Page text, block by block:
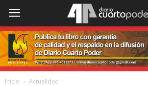
Inicio Actualidad